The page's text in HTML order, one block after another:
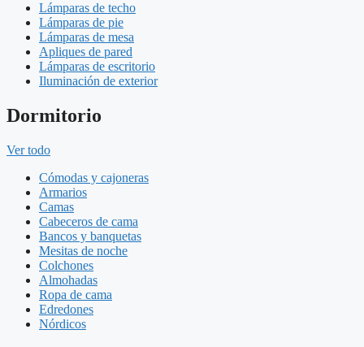
Lámparas de techo
Lámparas de pie
Lámparas de mesa
Apliques de pared
Lámparas de escritorio
Iluminación de exterior
Dormitorio
Ver todo
Cómodas y cajoneras
Armarios
Camas
Cabeceros de cama
Bancos y banquetas
Mesitas de noche
Colchones
Almohadas
Ropa de cama
Edredones
Nórdicos